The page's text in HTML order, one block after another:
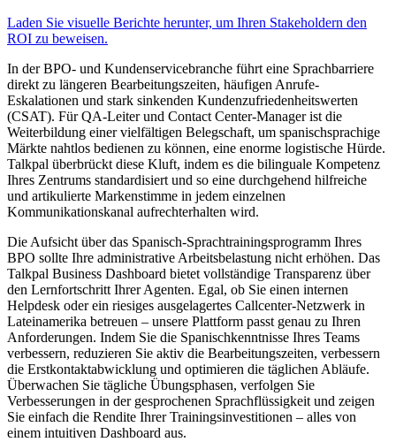
Laden Sie visuelle Berichte herunter, um Ihren Stakeholdern den
ROI zu beweisen.
In der BPO- und Kundenservicebranche führt eine Sprachbarriere
direkt zu längeren Bearbeitungszeiten, häufigen Anrufe-
Eskalationen und stark sinkenden Kundenzufriedenheitswerten
(CSAT). Für QA-Leiter und Contact Center-Manager ist die
Weiterbildung einer vielfältigen Belegschaft, um spanischsprachige
Märkte nahtlos bedienen zu können, eine enorme logistische Hürde.
Talkpal überbrückt diese Kluft, indem es die bilinguale Kompetenz
Ihres Zentrums standardisiert und so eine durchgehend hilfreiche
und artikulierte Markenstimme in jedem einzelnen
Kommunikationskanal aufrechterhalten wird.
Die Aufsicht über das Spanisch-Sprachtrainingsprogramm Ihres
BPO sollte Ihre administrative Arbeitsbelastung nicht erhöhen. Das
Talkpal Business Dashboard bietet vollständige Transparenz über
den Lernfortschritt Ihrer Agenten. Egal, ob Sie einen internen
Helpdesk oder ein riesiges ausgelagertes Callcenter-Netzwerk in
Lateinamerika betreuen – unsere Plattform passt genau zu Ihren
Anforderungen. Indem Sie die Spanischkenntnisse Ihres Teams
verbessern, reduzieren Sie aktiv die Bearbeitungszeiten, verbessern
die Erstkontaktabwicklung und optimieren die täglichen Abläufe.
Überwachen Sie tägliche Übungsphasen, verfolgen Sie
Verbesserungen in der gesprochenen Sprachflüssigkeit und zeigen
Sie einfach die Rendite Ihrer Trainingsinvestitionen – alles von
einem intuitiven Dashboard aus.